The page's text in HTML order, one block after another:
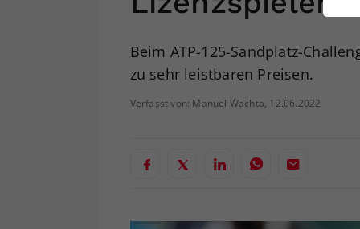
Beim ATP-125-Sandplatz-
zu sehr leistbaren Preisen.
Verfasst von: Manuel Wachta, 12.06.2022